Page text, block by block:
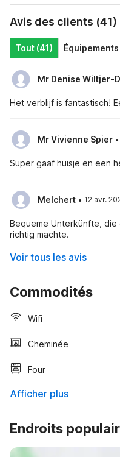
Avis des clients (41)
Tout (41) Équipements
Mr Denise Wiltjer-
Mr Vivienne Spier ·
Super gaaf huisje en een
Melchert · 12 avr.
Bequeme Unterkünfte,
richtig machte.
Voir tous les avis
Commodités
Wifi
Cheminée
Four
Afficher plus
Endroits